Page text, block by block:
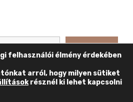
felhasználói élmény érdekében
arról, hogy milyen sütiket
résznél ki lehet kapcsolni